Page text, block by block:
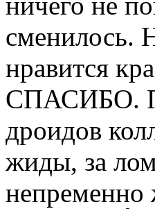
сменилось.
нравится
СПАСИБО.
дроидов
жиды, за